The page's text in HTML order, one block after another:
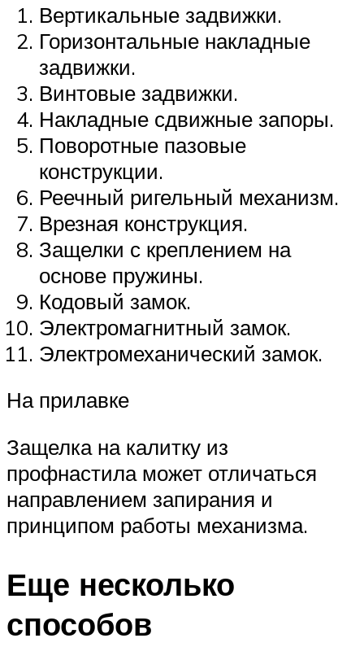
Вертикальные задвижки.
Горизонтальные накладные
задвижки.
Винтовые задвижки.
Накладные сдвижные запоры.
Поворотные пазовые
конструкции.
Реечный ригельный механизм.
Врезная конструкция.
Защелки с креплением на
основе пружины.
Кодовый замок.
Электромагнитный замок.
Электромеханический замок.
На прилавке
Защелка на калитку из
профнастила может отличаться
направлением запирания и
принципом работы механизма.
Еще несколько
способов